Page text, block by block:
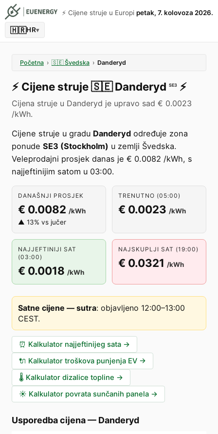
⚡️ Cijene struje u Europi petak, 7. kolovoza 2026.
🇭🇷HR▾
Početna › 🇸🇪 Švedska › Danderyd
⚡️ Cijene struje🇸🇪 Danderyd SE3 ⚡️
Cijena struje u Danderyd je upravo sad € 0.0023
/kWh.
Cijene struje u gradu Danderyd određuje zona
ponude SE3 (Stockholm) u zemlji Švedska.
Veleprodajni prosjek danas je € 0.0082 /kWh, s
najjeftinijim satom u 03:00.
DANAŠNJI PROSJEK
€ 0.0082 /kWh
▲ 13% vs jučer
TRENUTNO (05:00)
€ 0.0023 /kWh
NAJJEFTINIJI SAT
(03:00)
€ 0.0018 /kWh
NAJSKUPLJI SAT (19:00)
€ 0.0321 /kWh
Satne cijene — sutra: objavljeno 12:00–13:00
CEST.
⏰ Kalkulator najjeftinijeg sata →
🔌 Kalkulator troškova punjenja EV →
🌡️ Kalkulator dizalice topline →
☀️ Kalkulator povrata sunčanih panela →
Usporedba cijena— Danderyd